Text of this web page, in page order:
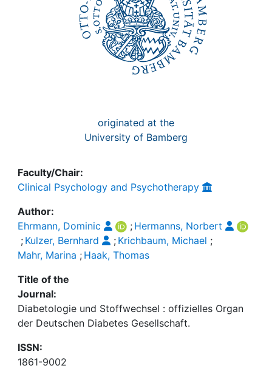
originated at the
University of Bamberg
Faculty/Chair:
Clinical Psychology and Psychotherapy
Author:
Ehrmann, Dominic
; Hermanns, Norbert
; Kulzer, Bernhard ; Krichbaum, Michael ;
Mahr, Marina ; Haak, Thomas
Title of the
Journal:
Diabetologie und Stoffwechsel : offizielles Organ
der Deutschen Diabetes Gesellschaft.
ISSN:
1861-9002